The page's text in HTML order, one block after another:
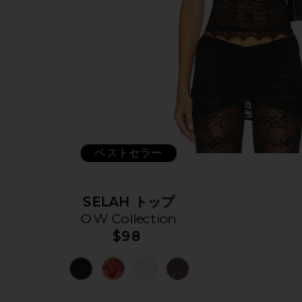
ベストセラー
SELAH トップ
OW Collection
$98